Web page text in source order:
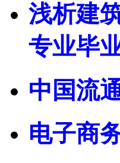
浅析建
专业毕
中国流
电子商